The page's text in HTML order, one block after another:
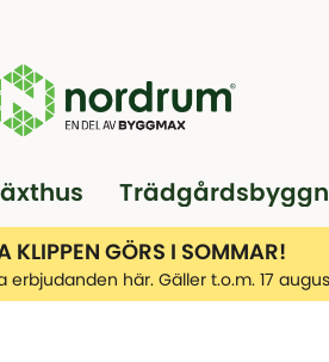
Pergola
Garage
KLIPPEN GÖRS I SOMMAR!
erbjudanden här. Gäller t.o.m. 17